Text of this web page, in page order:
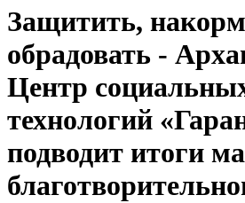
Защитить,
обрадовать -
Центр
технологий
подводит итоги